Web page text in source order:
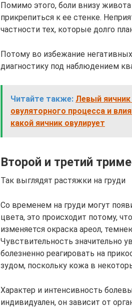
Помимо этого, боли внизу
прикрепиться к ее стенке.
частности тех, которые долго
Потому во избежание
диагностику под наблюдением
Читайте также: Левый
овуляторного процесса и
какой яичник овулирует
Второй и третий
Так выглядят растяжки на груди
Со временем на груди могут
цвета, это происходит потому,
изменяется окраска ареол,
Чувствительность значительно
болезненно реагировать на
зудом, поскольку кожа в
Характер и интенсивность
индивидуален, он зависит от